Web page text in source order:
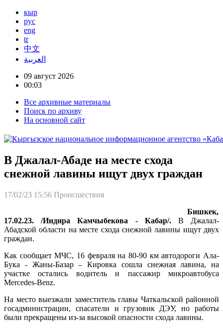
кыр
рус
eng
tr
中文
العربية
09 август 2026
00:03
Все архивные материалы
Поиск по архиву
На основной сайт
В Джалал-Абаде на месте схода
снежной лавины ищут двух граждан
17/02/23 15:56 Происшествия
Бишкек,
17.02.23. /Индира Камчыбекова - Кабар/.В Джалал-
Абадской области на месте схода снежной лавины ищут двух
граждан.
Как сообщает МЧС, 16 февраля на 80-90 км автодороги Ала-
Бука - Жаны-Базар – Кировка сошла снежная лавина, на
участке остались водитель и пассажир микроавтобуса
Mercedes-Benz.
На место выезжали заместитель главы Чаткальской районной
госадминистрации, спасатели и грузовик ДЭУ, но работы
были прекращены из-за высокой опасности схода лавины.